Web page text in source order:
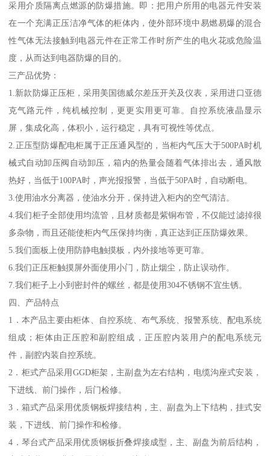
采用介质隔离点燃源的防爆措施。即：把用户所用的电器元件安装
在一个充满正压洁净气体的柜体内，使外部环境中易燃易爆的混合
性气体无法接触到电器元件在正常工作时所产生的电火花或危险温
度，从而达到电器防爆的目的。
三产品优势：
1.新款防爆正压柜，采用美国德威尔差压开关及仪表，采用进口亚德
克气路元件，纯机械控制，更更实用更可靠。自控系统液晶显示
屏，集成化高，体积小，运行稳定，具有可视性等优点。
2.正压型防爆配电柜属于正压通风型的，当柜内气压大于500PA时机
械式自动卸压阀自动卸压，箱内的热量会随着气体排出去，通风散
热好，当低于100PA时，声光报报警，当低于50PA时，自动断电。
3.使用油水分离器，使油水分开，保持进入柜内的空气清洁。
4.我们柜子全部使用均流管，且材质都是紫铜布管，不仅能过滤掉很
多杂物，而且还能使柜内气压保持均衡，真正达到正压防爆效果。
5.我们面板上使用防静电触摸板，内外接地等更可靠。
6.我们正压柜触摸屏外面使用小门，防止烟尘，防止误动作。
7.我们柜子上小到密封件的螺丝，都是使用304不锈钢不宜生锈。
四、产品特点
1．本产品主要由柜体、自控系统、布气系统、报警系统、配电系统
组成；柜体由正压腔和副腔组成，正压腔内装用户的配电系统元
件，副腔内装自控系统。
2．柜式产品采用GGD柜架，主副盘为左右结构，电缆沟座式安装，
下进线、前门操作，后门检修。
3．箱式产品采用优质钢板焊接结构，主、副盘为上下结构，挂式安
装，下进线、前门操作和检修。
4．琴台式产品采用优质钢板折叠焊接成型，主、副盘为前后结构，